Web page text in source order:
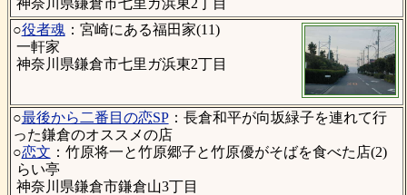
神奈川県鎌倉市七里ガ浜東2丁目
○役者魂：宮崎にある福田家(11)
一軒家
神奈川県鎌倉市七里ガ浜東2丁目
○最後から二番目の恋SP：長倉和平が向坂緑子を連れて行
った鎌倉のオススメの店
○恋文 ：竹原将一と竹原郷子と竹原優がそばを食べた店(2)
らい亭
神奈川県鎌倉市鎌倉山3丁目